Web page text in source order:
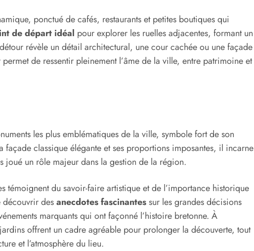
ponctué de cafés, restaurants et petites boutiques qui
de départ idéal pour explorer les ruelles adjacentes, formant un
révèle un détail architectural, une cour cachée ou une façade
de ressentir pleinement l’âme de la ville, entre patrimoine et
les plus emblématiques de la ville, symbole fort de son
façade classique élégante et ses proportions imposantes, il incarne
joué un rôle majeur dans la gestion de la région.
témoignent du savoir-faire artistique et de l’importance historique
découvrir desanecdotes fascinantessur les grandes décisions
marquants qui ont façonné l’histoire bretonne. À
offrent un cadre agréable pour prolonger la découverte, tout
et l’atmosphère du lieu.